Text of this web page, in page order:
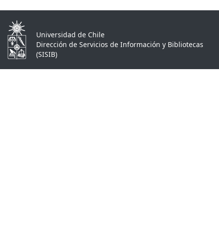
Universidad de Chile
Dirección de Servicios de Información y Bibliotecas
(SISIB)